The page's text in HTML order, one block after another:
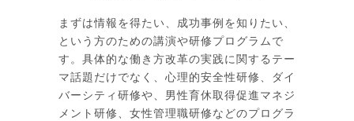
まずは情報を得たい、成功事例を知りたい、
という方のための講演や研修プログラムで
す。具体的な働き方改革の実践に関するテー
マ話題だけでなく、心理的安全性研修、ダイ
バーシティ研修や、男性育休取得促進マネジ
メント研修、女性管理職研修などのプログラ